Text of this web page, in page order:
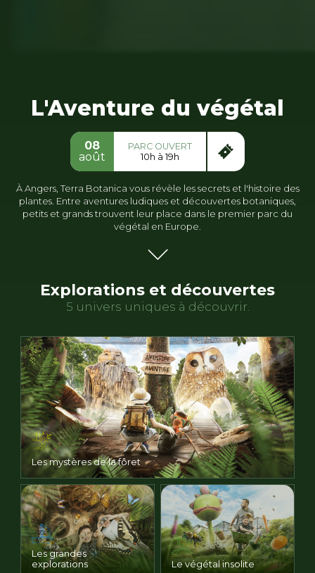
L'Aventure du végétal
08
août
PARC OUVERT
10h à 19h
À Angers, Terra Botanica vous révèle les secrets et l'histoire des
plantes. Entre aventures ludiques et découvertes botaniques,
petits et grands trouvent leur place dans le premier parc du
végétal en Europe.
Explorations et découvertes
5 univers uniques à découvrir.
Les mystères de la fôret
Les grandes
explorations
Le végétal insolite